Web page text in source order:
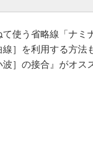
使う省略線「ナミ
］を利用する方法
］の接合』がオス